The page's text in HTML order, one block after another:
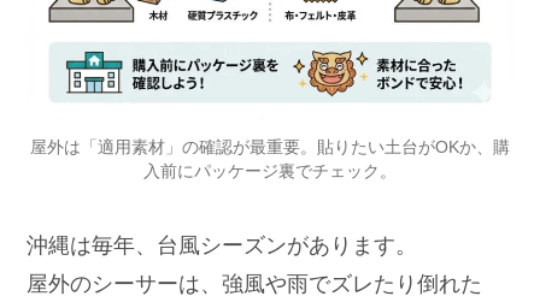
屋外は「適用素材」の確認が最重要。貼りたい土台がOKか、購
入前にパッケージ裏でチェック。
沖縄は毎年、台風シーズンがあります。
屋外のシーサーは、強風や雨でズレたり倒れた